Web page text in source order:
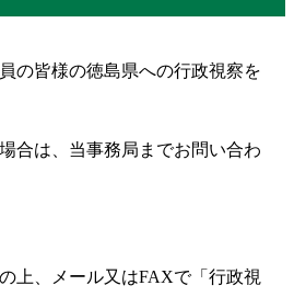
の皆様の徳島県への行政視察を
合は、当事務局までお問い合わ
上、メール又はFAXで「行政視